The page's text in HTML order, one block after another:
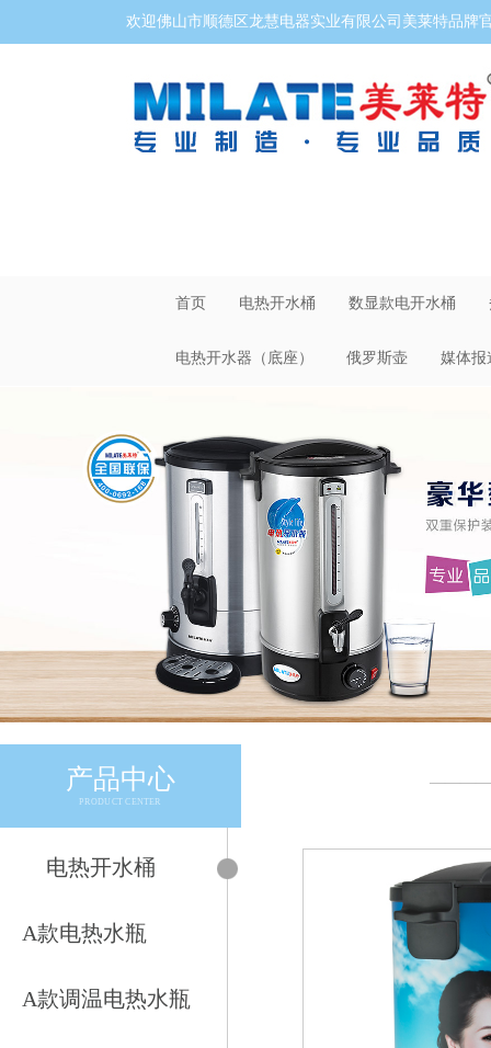
欢迎佛山市顺德区龙慧电器实业有限公司美莱特品牌
首页 电热开水桶 数显款电开水桶
电热开水器（底座） 俄罗斯壶 媒体报
产品中心
PRODUCT CENTER
电热开水桶
A款电热水瓶
A款调温电热水瓶